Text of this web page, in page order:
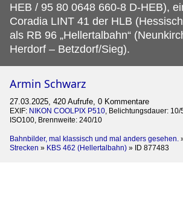
HEB / 95 80 0648 660-8 D-HEB),
Coradia LINT 41 der HLB
als RB 96 „Hellertalbahn“
Herdorf – Betzdorf/Sieg).
Armin Schwarz
27.03.2025, 420 Aufrufe, 0 Kommentare
EXIF: NIKON COOLPIX P510, Belichtungsdauer:
ISO100, Brennweite: 240/10
Bahnbilder, mal klassisch und mal anders gesehen.
Strecken » KBS 462 (Hellertalbahn) » ID 877483